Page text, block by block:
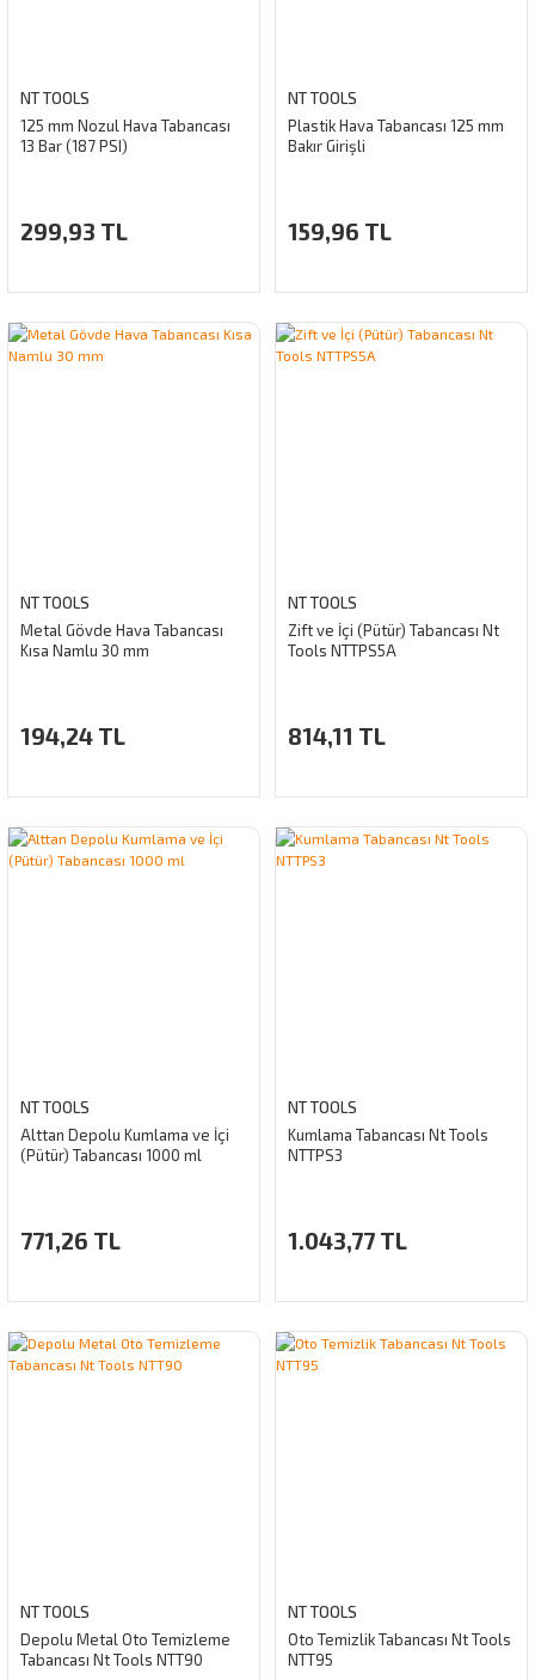
NT TOOLS
125 mm Nozul Hava Tabancası
13 Bar (187 PSI)
299,93 TL
NT TOOLS
Plastik Hava Tabancası 125 mm
Bakır Girişli
159,96 TL
NT TOOLS
Metal Gövde Hava Tabancası
Kısa Namlu 30 mm
194,24 TL
NT TOOLS
Zift ve İçi (Pütür) Tabancası Nt
Tools NTTPS5A
814,11 TL
NT TOOLS
Alttan Depolu Kumlama ve İçi
(Pütür) Tabancası 1000 ml
771,26 TL
NT TOOLS
Kumlama Tabancası Nt Tools
NTTPS3
1.043,77 TL
NT TOOLS
Depolu Metal Oto Temizleme
Tabancası Nt Tools NTT90
NT TOOLS
Oto Temizlik Tabancası Nt Tools
NTT95